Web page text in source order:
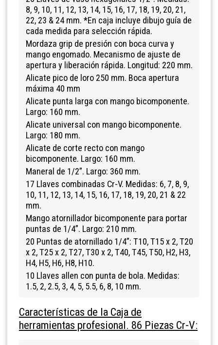
8, 9, 10, 11, 12, 13, 14, 15, 16, 17, 18, 19, 20, 21,
22, 23 & 24 mm. *En caja incluye dibujo guía de
cada medida para selección rápida.
Mordaza grip de presión con boca curva y
mango engomado. Mecanismo de ajuste de
apertura y liberación rápida. Longitud: 220 mm.
Alicate pico de loro 250 mm. Boca apertura
máxima 40 mm
Alicate punta larga con mango bicomponente.
Largo: 160 mm.
Alicate universal con mango bicomponente.
Largo: 180 mm.
Alicate de corte recto con mango
bicomponente. Largo: 160 mm.
Maneral de 1/2”. Largo: 360 mm.
17 Llaves combinadas Cr-V. Medidas: 6, 7, 8, 9,
10, 11, 12, 13, 14, 15, 16, 17, 18, 19, 20, 21 & 22
mm.
Mango atornillador bicomponente para portar
puntas de 1/4”. Largo: 210 mm.
20 Puntas de atornillado 1/4”: T10, T15 x 2, T20
x 2, T25 x 2, T27, T30 x 2, T40, T45, T50, H2, H3,
H4, H5, H6, H8, H10.
10 Llaves allen con punta de bola. Medidas:
1.5, 2, 2.5, 3, 4, 5, 5.5, 6, 8, 10 mm.
Características de la Caja de
herramientas profesional. 86 Piezas Cr-V: